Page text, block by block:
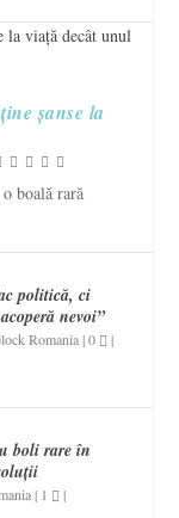
șanse la
boală rară
politică, ci
nevoi”
Romania|0 |
boli rare în
| 1 |